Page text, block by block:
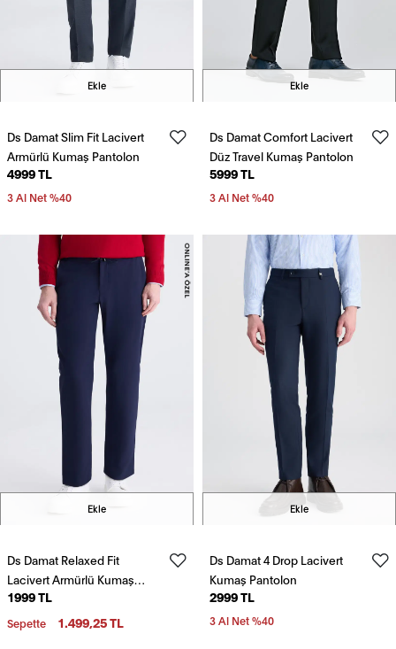
Ekle
Ds Damat Slim Fit Lacivert
Armürlü Kumaş Pantolon
4999 TL
3 Al Net %40
Ekle
Ds Damat Comfort Lacivert
Düz Travel Kumaş Pantolon
5999 TL
3 Al Net %40
Ekle
Ds Damat Relaxed Fit
Lacivert Armürlü Kumaş
Pantolon
1999 TL
Sepette 1.499,25 TL
Ekle
Ds Damat 4 Drop Lacivert
Kumaş Pantolon
2999 TL
3 Al Net %40